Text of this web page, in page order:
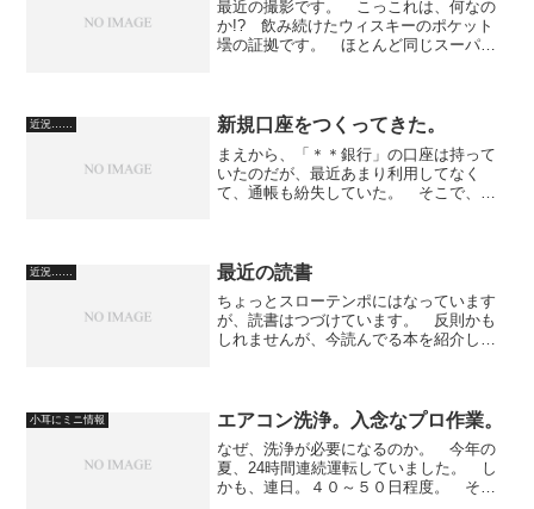
最近の撮影です。 こっこれは、何なの
か!? 飲み続けたウィスキーのポケット
壜の証拠です。 ほとんど同じスーパー
器用な足です。 散歩（...
近況…… 新規口座をつくってきた。
まえから、「＊＊銀行」の口座は持って
いたのだが、最近あまり利用してなく
て、通帳も紛失していた。 そこで、前
がある。 ＊＊銀行の口座は、...
近況…… 最近の読書
ちょっとスローテンポにはなっています
が、読書はつづけています。 反則かも
しれませんが、今読んでる本を紹介して
小耳にミニ情報 エアコン洗浄。入念なプロ作業。
なぜ、洗浄が必要になるのか。 今年の
夏、24時間連続運転していました。 し
かも、連日。４０～５０日程度。 その